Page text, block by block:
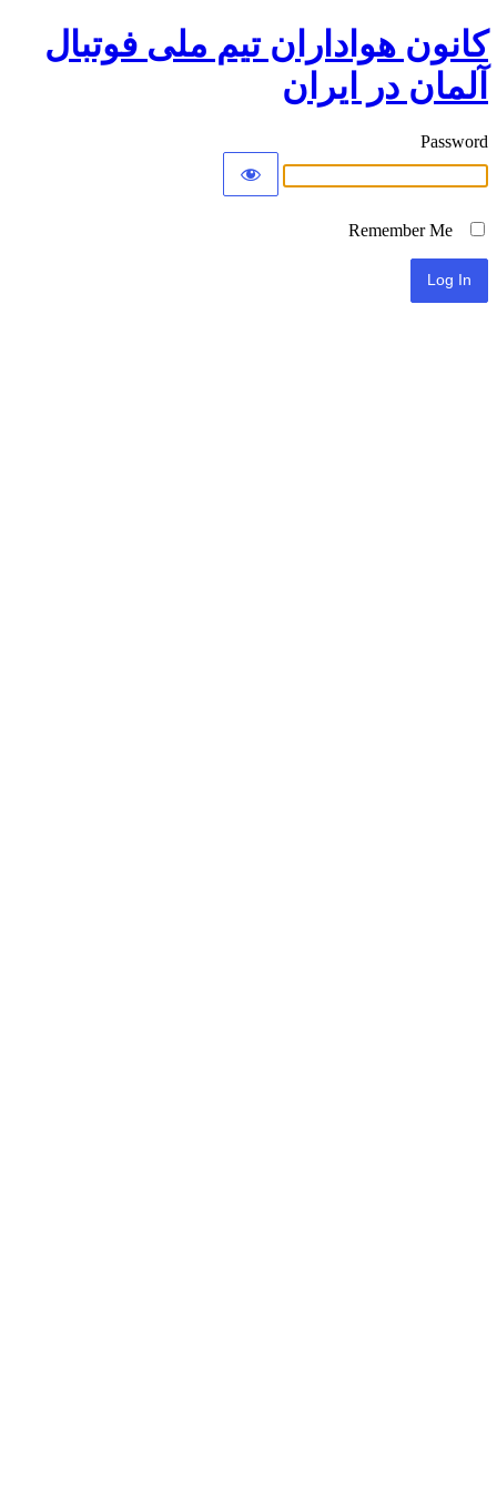
کانون هواداران تیم ملی فوتبال
آلمان در ایران
Password
Remember Me